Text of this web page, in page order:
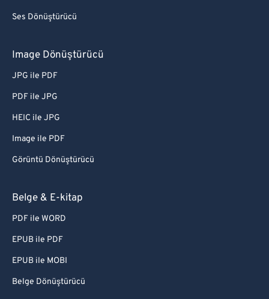
Ses Dönüştürücü
Image Dönüştürücü
JPG ile PDF
PDF ile JPG
HEIC ile JPG
Image ile PDF
Görüntü Dönüştürücü
Belge & E-kitap
PDF ile WORD
EPUB ile PDF
EPUB ile MOBI
Belge Dönüştürücü